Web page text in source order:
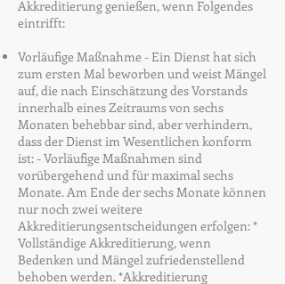
Akkreditierung genießen, wenn Folgendes
eintrifft:
Vorläufige Maßnahme - Ein Dienst hat sich
zum ersten Mal beworben und weist Mängel
auf, die nach Einschätzung des Vorstands
innerhalb eines Zeitraums von sechs
Monaten behebbar sind, aber verhindern,
dass der Dienst im Wesentlichen konform
ist: - Vorläufige Maßnahmen sind
vorübergehend und für maximal sechs
Monate. Am Ende der sechs Monate können
nur noch zwei weitere
Akkreditierungsentscheidungen erfolgen: *
Vollständige Akkreditierung, wenn
Bedenken und Mängel zufriedenstellend
behoben werden. *Akkreditierung